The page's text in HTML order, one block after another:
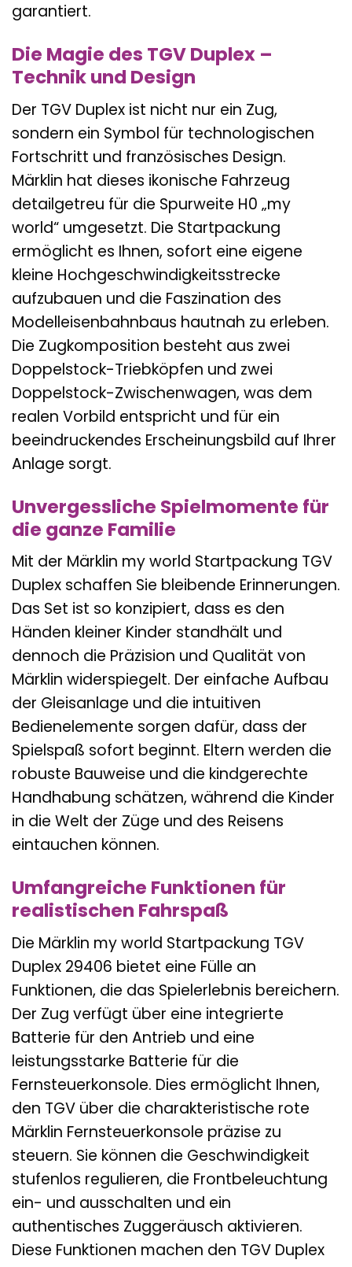
garantiert.
Die Magie des TGV Duplex –
Technik und Design
Der TGV Duplex ist nicht nur ein Zug,
sondern ein Symbol für technologischen
Fortschritt und französisches Design.
Märklin hat dieses ikonische Fahrzeug
detailgetreu für die Spurweite H0 „my
world“ umgesetzt. Die Startpackung
ermöglicht es Ihnen, sofort eine eigene
kleine Hochgeschwindigkeitsstrecke
aufzubauen und die Faszination des
Modelleisenbahnbaus hautnah zu erleben.
Die Zugkomposition besteht aus zwei
Doppelstock-Triebköpfen und zwei
Doppelstock-Zwischenwagen, was dem
realen Vorbild entspricht und für ein
beeindruckendes Erscheinungsbild auf Ihrer
Anlage sorgt.
Unvergessliche Spielmomente für
die ganze Familie
Mit der Märklin my world Startpackung TGV
Duplex schaffen Sie bleibende Erinnerungen.
Das Set ist so konzipiert, dass es den
Händen kleiner Kinder standhält und
dennoch die Präzision und Qualität von
Märklin widerspiegelt. Der einfache Aufbau
der Gleisanlage und die intuitiven
Bedienelemente sorgen dafür, dass der
Spielspaß sofort beginnt. Eltern werden die
robuste Bauweise und die kindgerechte
Handhabung schätzen, während die Kinder
in die Welt der Züge und des Reisens
eintauchen können.
Umfangreiche Funktionen für
realistischen Fahrspaß
Die Märklin my world Startpackung TGV
Duplex 29406 bietet eine Fülle an
Funktionen, die das Spielerlebnis bereichern.
Der Zug verfügt über eine integrierte
Batterie für den Antrieb und eine
leistungsstarke Batterie für die
Fernsteuerkonsole. Dies ermöglicht Ihnen,
den TGV über die charakteristische rote
Märklin Fernsteuerkonsole präzise zu
steuern. Sie können die Geschwindigkeit
stufenlos regulieren, die Frontbeleuchtung
ein- und ausschalten und ein
authentisches Zuggeräusch aktivieren.
Diese Funktionen machen den TGV Duplex